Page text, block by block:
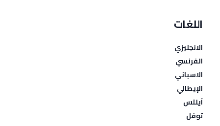
اللغات
الانجليزي
الفرنسي
الاسباني
الإيطالي
آيلتس
توفل